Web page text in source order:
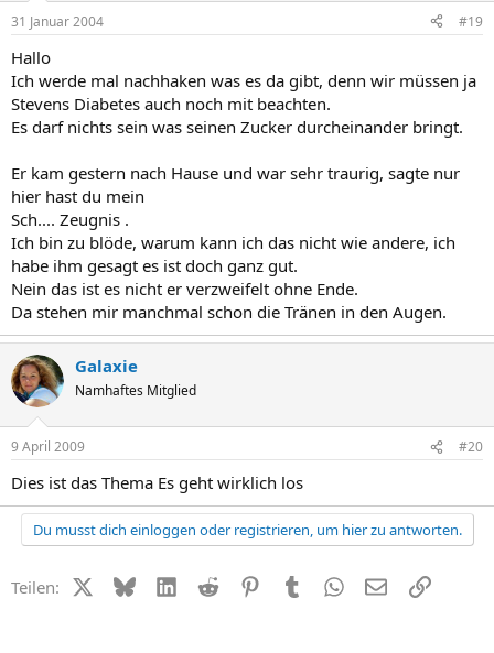
31 Januar 2004 #19
Hallo
Ich werde mal nachhaken was es da gibt, denn wir müssen ja
Stevens Diabetes auch noch mit beachten.
Es darf nichts sein was seinen Zucker durcheinander bringt.
Er kam gestern nach Hause und war sehr traurig, sagte nur
hier hast du mein
Sch.... Zeugnis .
Ich bin zu blöde, warum kann ich das nicht wie andere, ich
habe ihm gesagt es ist doch ganz gut.
Nein das ist es nicht er verzweifelt ohne Ende.
Da stehen mir manchmal schon die Tränen in den Augen.
Galaxie
Namhaftes Mitglied
9 April 2009 #20
Dies ist das Thema Es geht wirklich los
Du musst dich einloggen oder registrieren, um hier zu antworten.
Teilen: X (Twitter)
BlueskyLinkedIn
Reddit PinterestTumblr WhatsApp
E-MailLink